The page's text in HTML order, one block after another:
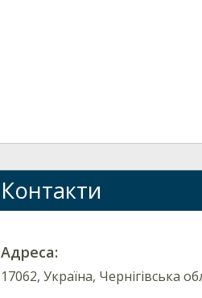
Контакти
Адреса:
17062, Україна, Чернігівська